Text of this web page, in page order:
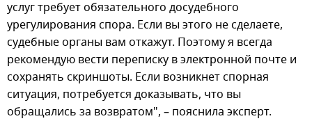
услуг требует обязательного досудебного
урегулирования спора. Если вы этого не сделаете,
судебные органы вам откажут. Поэтому я всегда
рекомендую вести переписку в электронной почте и
сохранять скриншоты. Если возникнет спорная
ситуация, потребуется доказывать, что вы
обращались за возвратом", – пояснила эксперт.